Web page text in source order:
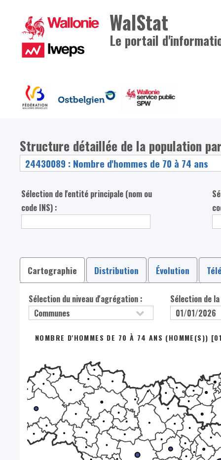
WalStat
Le portail
Structure détaillée de la population
Sélection de l'entité principale (nom ou
code INS) :
Cartographie Distribution Évolution
Sélection du niveau d'agrégation : Sélection de
NOMBRE D'HOMMES DE 70 À 74 ANS (HOMME(S))